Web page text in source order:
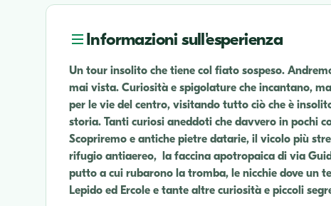
Informazioni sull'esperienza
Un tour insolito che tiene col fiato sospeso.
mai vista. Curiosità e spigolature che incantano,
per le vie del centro, visitando tutto ciò che è
storia. Tanti curiosi aneddoti che davvero in pochi
Scopriremo e antiche pietre datarie, il vicolo più
rifugio antiaereo, la faccina apotropaica di via
putto a cui rubarono la tromba, le nicchie dove un
Lepido ed Ercole e tante altre curiosità e piccoli